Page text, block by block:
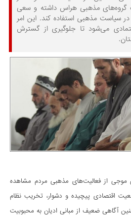
گروه‌های مذهبی هراس داشته و سعی
سیاست مذهبی استفاده کند. این امر
می‌شود تا جلوگیری از گسترش
موجی از فعالیت‌های مذهبی مردم مشاهده
اقتصادی پیچیده و دشوار، تخریب نظام
آگاهی ضعیف از مبانی ادیان به محبوبیت